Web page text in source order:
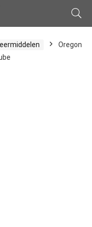
Oregon